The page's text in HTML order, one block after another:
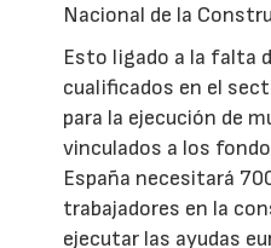
Nacional de la
Esto ligado a la falta
cualificados en el
para la ejecución de
vinculados a los
España necesitará
trabajadores en la
ejecutar las ayudas